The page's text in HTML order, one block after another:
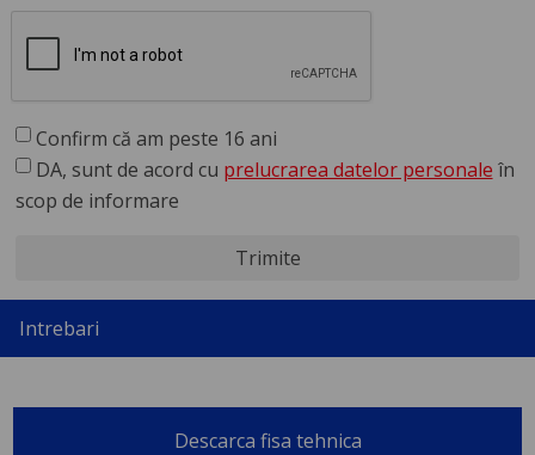
Confirm că am peste 16 ani
DA, sunt de acord cu prelucrarea datelor personale în
scop de informare
Trimite
Intrebari
Descarca fisa tehnica